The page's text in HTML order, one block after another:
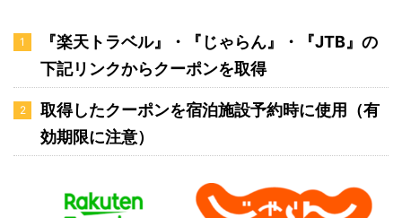
『楽天トラベル』・『じゃらん』・『JTB』の
下記リンクからクーポンを取得
取得したクーポンを宿泊施設予約時に使用（有
効期限に注意）